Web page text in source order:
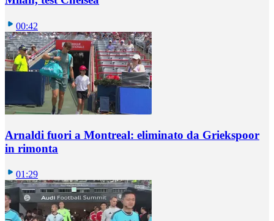
00:42
Arnaldi fuori a Montreal: eliminato da Griekspoor
in rimonta
01:29